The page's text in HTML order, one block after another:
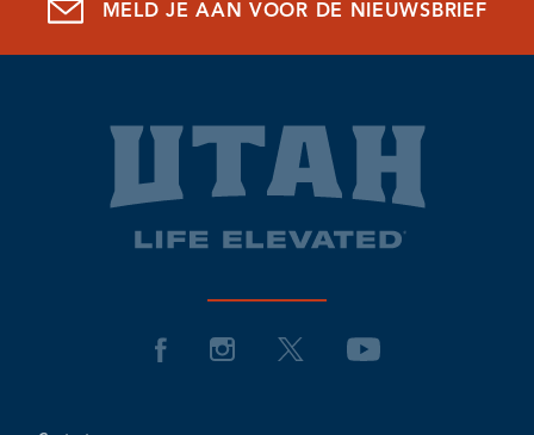
MELD JE AAN VOOR DE NIEUWSBRIEF